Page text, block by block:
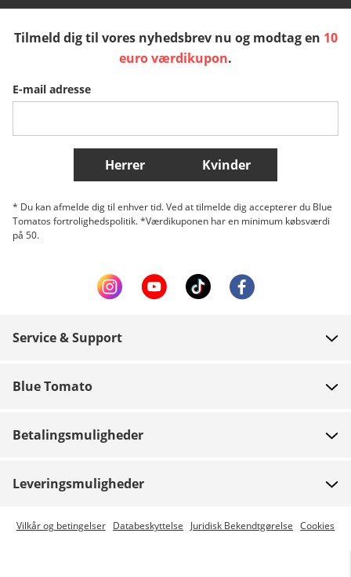
Slovenija
Belgique (Français) Danmark Norge
Flere lande
Tilmeld dig til vores nyhedsbrev nu og modtag en 10
euro værdikupon.
E-mail adresse
Herrer Kvinder
* Du kan afmelde dig til enhver tid. Ved at tilmelde dig accepterer du Blue
Tomatos fortrolighedspolitik. *Værdikuponen har en minimum købsværdi
på 50.
Service & Support
Betaling
Retur
Track din ordre
Blue Tomato
Blue World
Betalingsmuligheder
Leveringsmuligheder
Express levering er mulig
Vilkår og betingelser Databeskyttelse Juridisk Bekendtgørelse Cookies